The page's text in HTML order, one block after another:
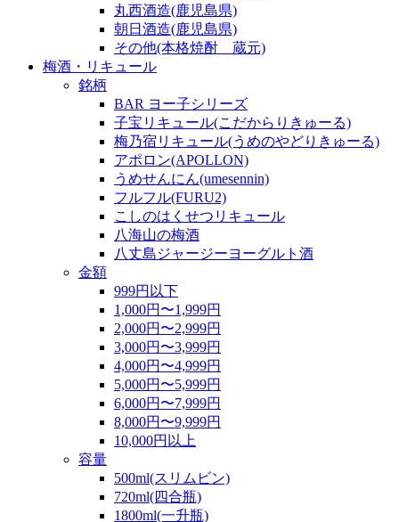
丸西酒造(鹿児島県)
朝日酒造(鹿児島県)
その他(本格焼酎 蔵元)
梅酒・リキュール
銘柄
BAR ヨー子シリーズ
子宝リキュール(こだからりきゅーる)
梅乃宿リキュール(うめのやどりきゅーる)
アポロン(APOLLON)
うめせんにん(umesennin)
フルフル(FURU2)
こしのはくせつリキュール
八海山の梅酒
八丈島ジャージーヨーグルト酒
金額
999円以下
1,000円〜1,999円
2,000円〜2,999円
3,000円〜3,999円
4,000円〜4,999円
5,000円〜5,999円
6,000円〜7,999円
8,000円〜9,999円
10,000円以上
容量
500ml(スリムビン)
720ml(四合瓶)
1800ml(一升瓶)